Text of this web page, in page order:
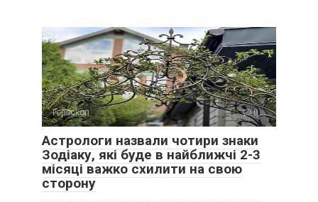
Гороскоп 0
Астрологи назвали чотири знаки
Зодіаку, які буде в найближчі 2-3
місяці важко схилити на свою
сторону